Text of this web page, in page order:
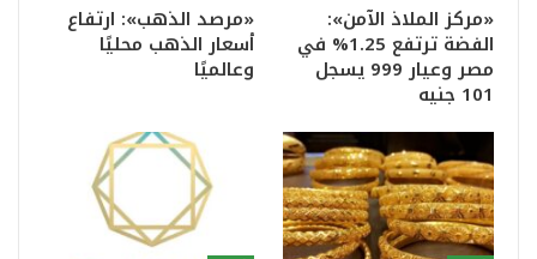
«مركز الملاذ الآمن»:
الفضة ترتفع 1.25% في
مصر وعيار 999 يسجل
101 جنيه
«مرصد الذهب»: ارتفاع
أسعار الذهب محليًا
وعالميًا